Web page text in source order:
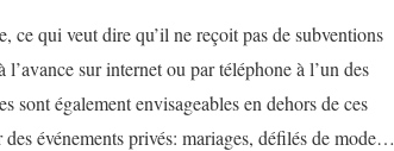
ce qui veut dire qu’il ne reçoit pas de subventions
sur internet ou par téléphone à l’un des
sont également envisageables en dehors de ces
événements privés: mariages, défilés de mode…